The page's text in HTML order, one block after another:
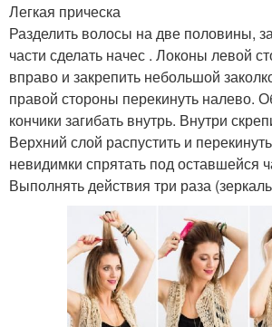
Легкая прическа
Разделить волосы на две половины,
части сделать начес . Локоны левой
вправо и закрепить небольшой
правой стороны перекинуть налево.
кончики загибать внутрь. Внутри
Верхний слой распустить и
невидимки спрятать под оставшейся
Выполнять действия три раза